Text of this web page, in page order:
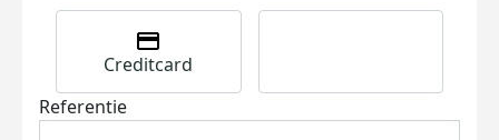
Creditcard
Referentie